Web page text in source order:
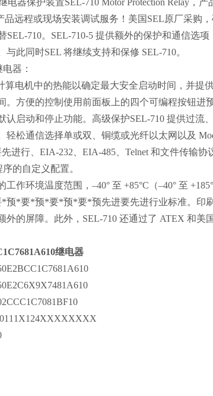
电器保护装置SEL-710 Motor Protection Relay，
品远程或现场安装调试服务！美国SEL原厂采购
SEL-710。SEL-710-5 提供额外的保护和通信选
此同时SEL 将继续支持和保修 SEL-710。
器：
算电机中的热能以确定最大安全启动时间，并提
。方便的控制使用前面板上的四个可编程按钮
认启动和停止功能。高级保护SEL-710 提供过流
轻松通信选择单或双、铜缆或光纤以太网以及
进行、EIA-232、EIA-485、Telnet 和文件传输协
的自定义配置。
作环境温度范围，–40° 至 +85°C（–40° 至
预*要*预*要*预*要*预先进要先进行业标准。印
外的屏障。此外，SEL-710 还通过了 ATEX 和
继电器